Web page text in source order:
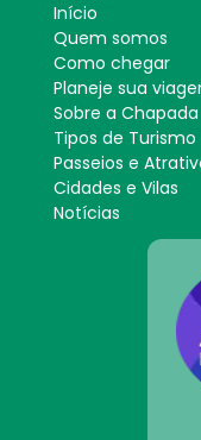
Início
Quem somos
Como chegar
Planeje sua
Sobre a Chapada
Tipos de Turismo
Passeios e
Cidades e Vilas
Notícias